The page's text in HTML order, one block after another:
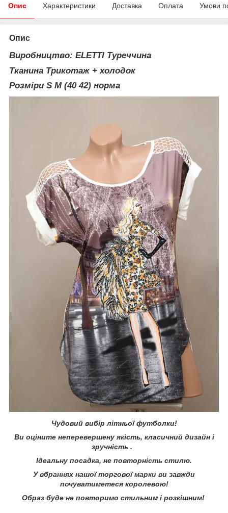
Опис Характеристики Доставка Оплата Умови
Опис
Виробництво: ELETTI Туреччина
Тканина Трикотаж + холодок
Розміри S M (40 42) норма
Чудовий вибір літньої футболки!
Ви оціните неперевершену якість, класичний дизайн і
зручність .
Ідеальну посадка, не повторність стилю.
У вбраннях нашої торгової марки ви завжди
почуватиметеся королевою!
Образ буде не повторимо стильним і розкішним!